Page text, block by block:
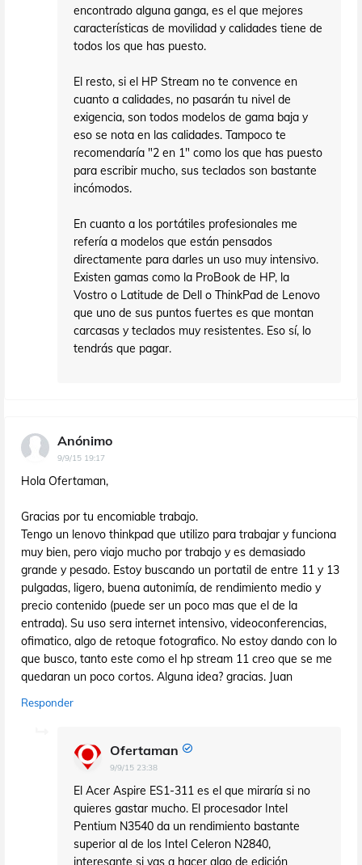
encontrado alguna ganga, es el que mejores
características de movilidad y calidades tiene de
todos los que has puesto.
El resto, si el HP Stream no te convence en
cuanto a calidades, no pasarán tu nivel de
exigencia, son todos modelos de gama baja y
eso se nota en las calidades. Tampoco te
recomendaría "2 en 1" como los que has puesto
para escribir mucho, sus teclados son bastante
incómodos.
En cuanto a los portátiles profesionales me
refería a modelos que están pensados
directamente para darles un uso muy intensivo.
Existen gamas como la ProBook de HP, la
Vostro o Latitude de Dell o ThinkPad de Lenovo
que uno de sus puntos fuertes es que montan
carcasas y teclados muy resistentes. Eso sí, lo
tendrás que pagar.
Anónimo
9/9/15 19:17
Hola Ofertaman,
Gracias por tu encomiable trabajo.
Tengo un lenovo thinkpad que utilizo para trabajar y funciona
muy bien, pero viajo mucho por trabajo y es demasiado
grande y pesado. Estoy buscando un portatil de entre 11 y 13
pulgadas, ligero, buena autonimía, de rendimiento medio y
precio contenido (puede ser un poco mas que el de la
entrada). Su uso sera internet intensivo, videoconferencias,
ofimatico, algo de retoque fotografico. No estoy dando con lo
que busco, tanto este como el hp stream 11 creo que se me
quedaran un poco cortos. Alguna idea? gracias. Juan
Responder
Ofertaman
9/9/15 23:38
El Acer Aspire ES1-311 es el que miraría si no
quieres gastar mucho. El procesador Intel
Pentium N3540 da un rendimiento bastante
superior al de los Intel Celeron N2840,
interesante si vas a hacer algo de edición